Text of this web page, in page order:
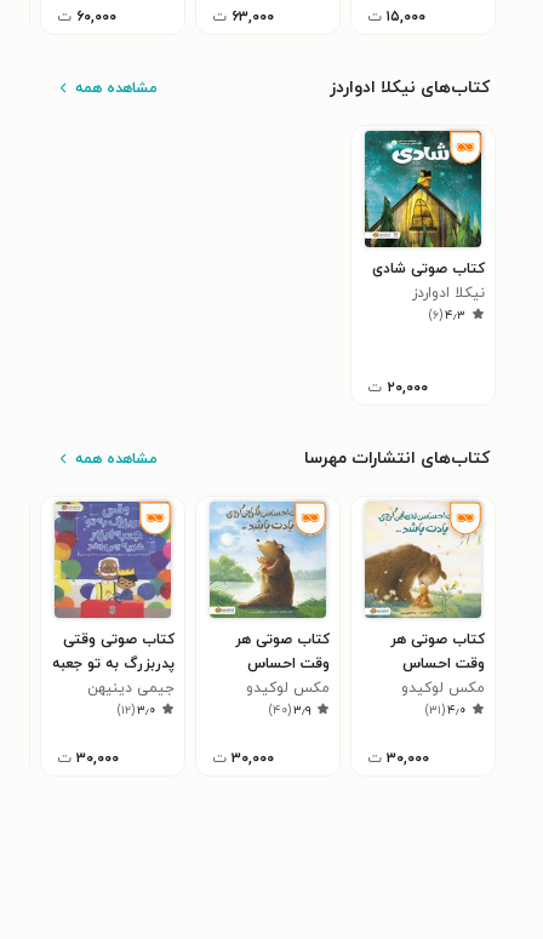
۱۵,۰۰۰ ت ۶۳,۰۰۰ ت ۶۰,۰۰۰ ت
کتاب‌های نیکلا ادواردز مشاهده همه
کتاب صوتی شادی
نیکلا ادواردز
۴٫۳(۶)
۲۰,۰۰۰ ت
کتاب‌های انتشارات مهرسا مشاهده همه
کتاب صوتی هر
وقت احساس
تنهایی کردی یادت
باشد ...
مکس لوکیدو
۴٫۰(۳۱)
۳۰,۰۰۰ ت
کتاب صوتی هر
وقت احساس
نگرانی کردی یادت
باشد ...
مکس لوکیدو
۳٫۹(۴۰)
۳۰,۰۰۰ ت
کتاب صوتی وقتی
پدربزرگ به تو جعبه
ابزار هدیه می دهد
جیمی دینیهن
۳٫۰(۱۲)
۳۰,۰۰۰ ت